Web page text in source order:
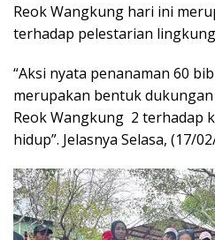
Reok Wangkung hari ini
terhadap pelestarian
“Aksi nyata penanaman 60
merupakan bentuk dukungan
Reok Wangkung 2 terhadap
hidup”. Jelasnya Selasa, (17/